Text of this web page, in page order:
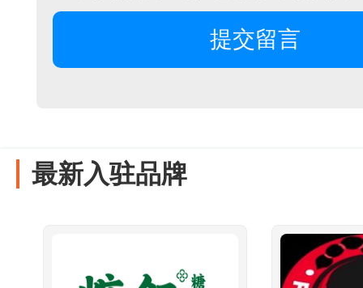
最新入驻品牌